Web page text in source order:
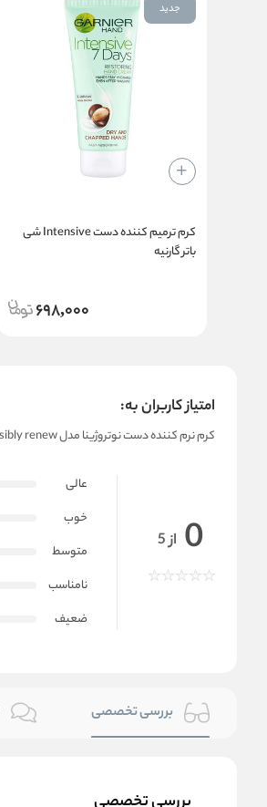
جدید
کرم ترمیم کننده دست Intensive شی
باتر گارنیه
698,000
امتیاز کاربران به:
کرم نرم کننده دست نوتروژینا مدل visibly renew
0 از 5
عالی
خوب
متوسط
نامناسب
ضعیف
بررسی تخصصی